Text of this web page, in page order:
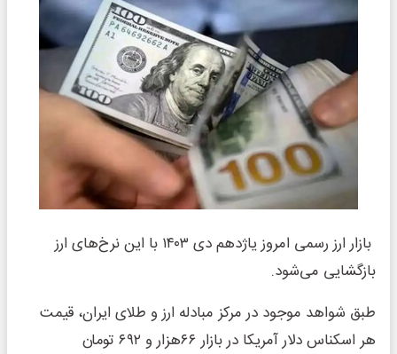
بازار ارز رسمی امروز یاژدهم دی ۱۴۰۳ با این نرخ‌های ارز
بازگشایی می‌شود.
طبق شواهد موجود در مرکز مبادله ارز و طلای ایران، قیمت
هر اسکناس دلار آمریکا در بازار ۶۶هزار و ۶۹۲ تومان